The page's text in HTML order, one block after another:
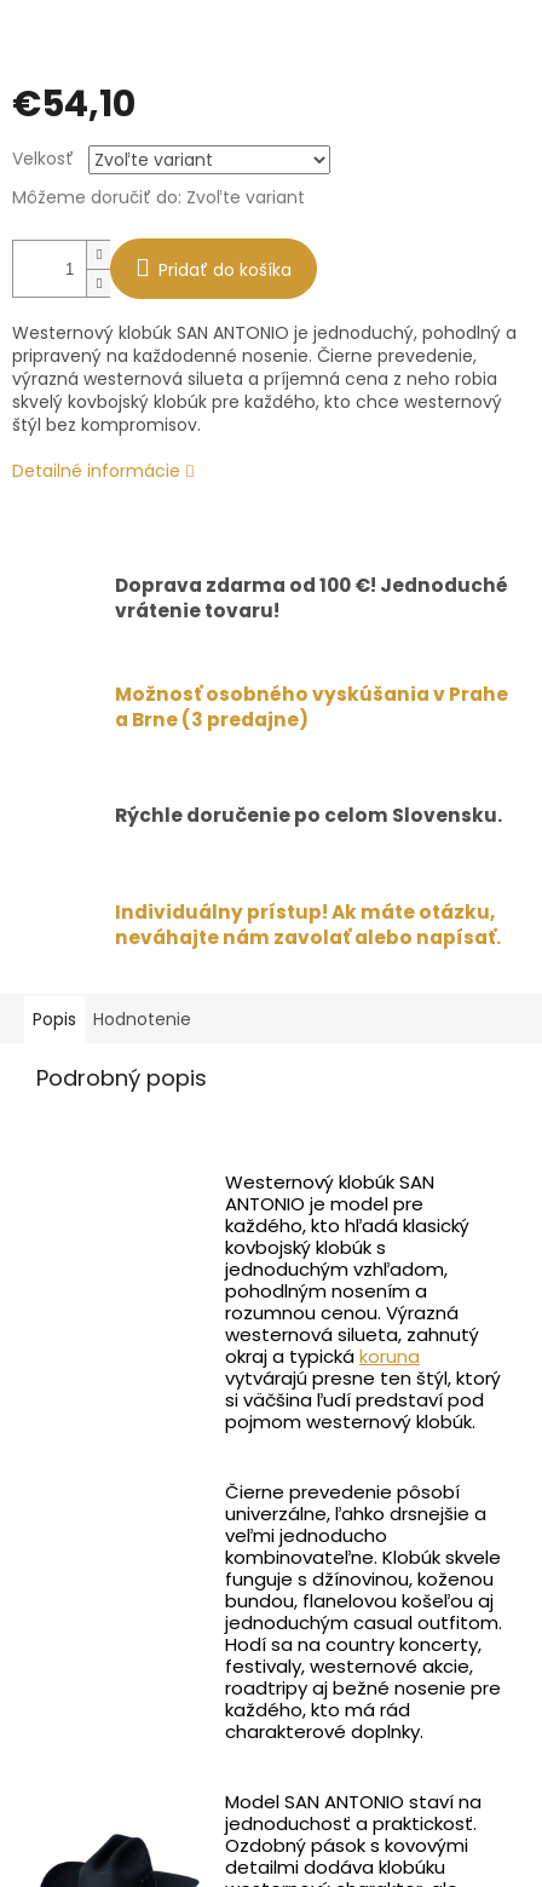
€54,10
Jednotková
cena:
Velkosť
Môžeme doručiť do: Zvoľte variant
Pridať do košíka
Westernový klobúk SAN ANTONIO je jednoduchý, pohodlný a
pripravený na každodenné nosenie. Čierne prevedenie,
výrazná westernová silueta a príjemná cena z neho robia
skvelý kovbojský klobúk pre každého, kto chce westernový
štýl bez kompromisov.
Detailné informácie
Doprava zdarma od 100 €! Jednoduché
vrátenie tovaru!
Možnosť osobného vyskúšania v Prahe
a Brne (3 predajne)
Rýchle doručenie po celom Slovensku.
Individuálny prístup! Ak máte otázku,
neváhajte nám zavolať alebo napísať.
Popis Hodnotenie
Podrobný popis
Westernový klobúk SAN
ANTONIO je model pre
každého, kto hľadá klasický
kovbojský klobúk s
jednoduchým vzhľadom,
pohodlným nosením a
rozumnou cenou. Výrazná
westernová silueta, zahnutý
okraj a typickákoruna
vytvárajú presne ten štýl, ktorý
si väčšina ľudí predstaví pod
pojmom westernový klobúk.
Čierne prevedenie pôsobí
univerzálne, ľahko drsnejšie a
veľmi jednoducho
kombinovateľne. Klobúk skvele
funguje s džínovinou, koženou
bundou, flanelovou košeľou aj
jednoduchým casual outfitom.
Hodí sa na country koncerty,
festivaly, westernové akcie,
roadtripy aj bežné nosenie pre
každého, kto má rád
charakterové doplnky.
Model SAN ANTONIO staví na
jednoduchosť a praktickosť.
Ozdobný pások s kovovými
detailmi dodáva klobúku